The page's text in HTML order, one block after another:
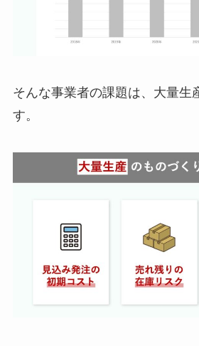
そんな事業者の課題は、大量生
す。